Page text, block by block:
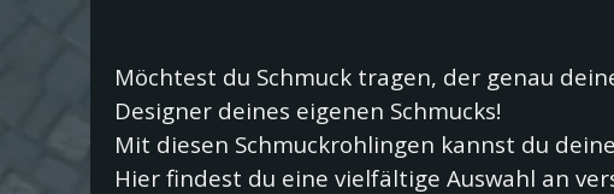
Möchtest du Schmuck tragen, der genau
Designer deines eigenen Schmucks!
Mit diesen Schmuckrohlingen kannst du
Hier findest du eine vielfältige Auswahl an